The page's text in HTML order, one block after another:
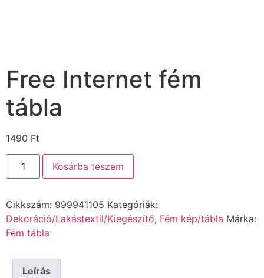
Free Internet fém
tábla
1490 Ft
Kosárba teszem
Cikkszám: 999941105 Kategóriák:
Dekoráció/Lakástextil/Kiegészítő, Fém kép/tábla Márka:
Fém tábla
Leírás